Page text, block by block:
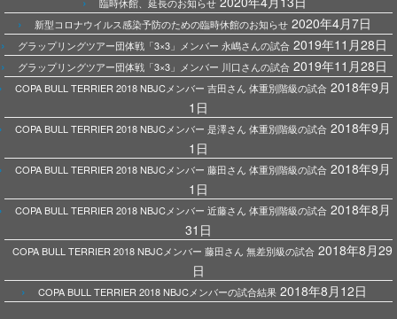
臨時休館、延長のお知らせ
新型コロナウイルス感染予防のための臨時休館のお知らせ 2020年4月7日
グラップリングツアー団体戦「3×3」メンバー 永嶋さんの試合 2019年11月28日
グラップリングツアー団体戦「3×3」メンバー 川口さんの試合 2019年11月28日
COPA BULL TERRIER 2018 NBJCメンバー 吉田さん 体重別階級の試合 2018年9月
1日
COPA BULL TERRIER 2018 NBJCメンバー 是澤さん 体重別階級の試合 2018年9月
1日
COPA BULL TERRIER 2018 NBJCメンバー 藤田さん 体重別階級の試合 2018年9月
1日
COPA BULL TERRIER 2018 NBJCメンバー 近藤さん 体重別階級の試合 2018年8月
31日
COPA BULL TERRIER 2018 NBJCメンバー 藤田さん 無差別級の試合 2018年8月29
日
COPA BULL TERRIER 2018 NBJCメンバーの試合結果 2018年8月12日